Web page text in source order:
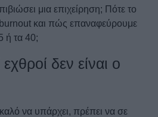
μια επιχείρηση; Πότε το
burnout και πώς επαναφεύρουμε
ή τα 40;
δεν είναι ο
να υπάρχει, πρέπει να σε